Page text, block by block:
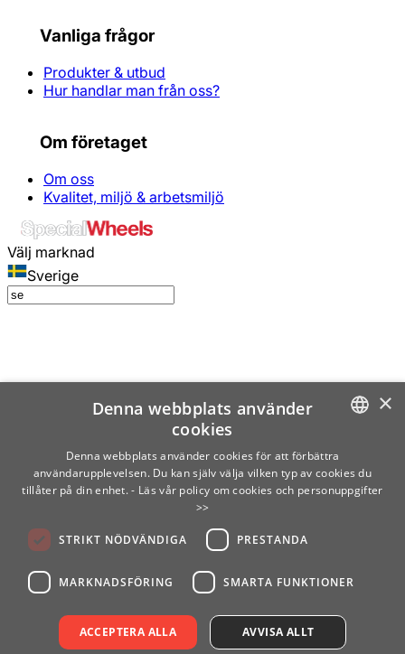
Vanliga frågor
Produkter & utbud
Hur handlar man från oss?
Om företaget
Om oss
Kvalitet, miljö & arbetsmiljö
Välj marknad
Sverige
SWEDISH
×
Denna webbplats använder
cookies
Denna webbplats använder cookies för att förbättra
användarupplevelsen. Du kan själv välja vilken typ av cookies du
tillåter på din enhet. - Läs vår policy om cookies och personuppgifter
>>
STRIKT NÖDVÄNDIGA PRESTANDA
MARKNADSFÖRING SMARTA FUNKTIONER
ACCEPTERA ALLA AVVISA ALLT